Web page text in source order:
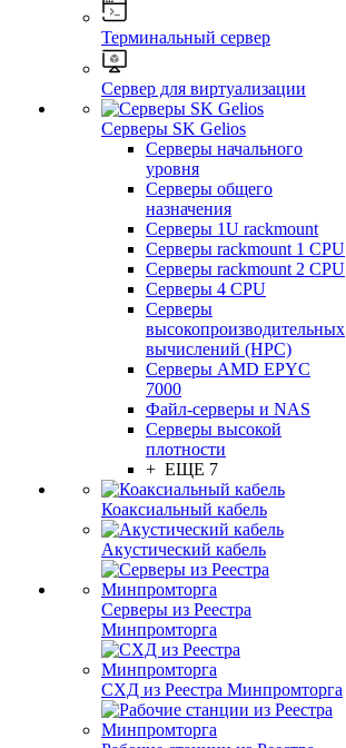
Терминальный сервер
Сервер для виртуализации
Серверы SK Gelios
Серверы начального
уровня
Серверы общего
назначения
Серверы 1U rackmount
Серверы rackmount 1 CPU
Серверы rackmount 2 CPU
Серверы 4 CPU
Серверы
высокопроизводительных
вычислений (HPC)
Серверы AMD EPYC
7000
Файл-серверы и NAS
Серверы высокой
плотности
+ ЕЩЕ 7
Коаксиальный кабель
Акустический кабель
Серверы из Реестра
Минпромторга
СХД из Реестра Минпромторга